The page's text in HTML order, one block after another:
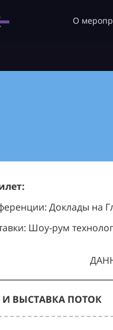
О
Доклады на
Шоу-рум
ВЫСТАВКА ПОТОК